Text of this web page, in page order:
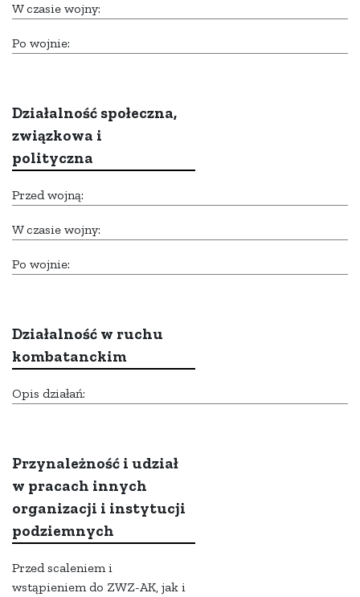
W czasie wojny:
Po wojnie:
Działalność społeczna,
związkowa i
polityczna
Przed wojną:
W czasie wojny:
Po wojnie:
Działalność w ruchu
kombatanckim
Opis działań:
Przynależność i udział
w pracach innych
organizacji i instytucji
podziemnych
Przed scaleniem i
wstąpieniem do ZWZ-AK, jak i